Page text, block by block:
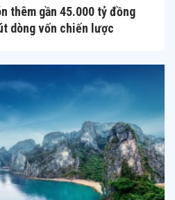
thêm gần 45.000 tỷ đồng
dòng vốn chiến lược